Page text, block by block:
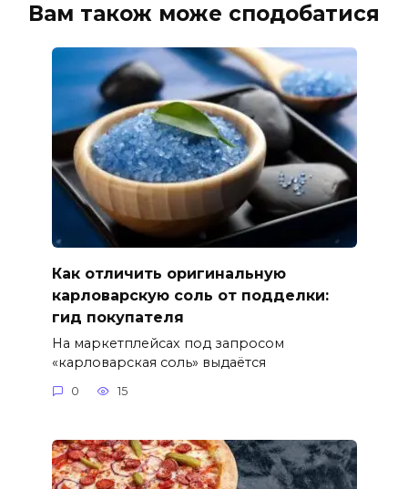
Вам також може сподобатися
Как отличить оригинальную
карловарскую соль от подделки:
гид покупателя
На маркетплейсах под запросом
«карловарская соль» выдаётся
0 15